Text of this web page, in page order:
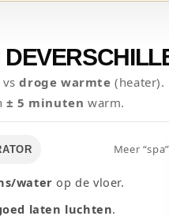
DE
vsdroge warmte (heater).
± 5 minuten warm.
Meer “spa”
water op de vloer.
laten luchten.